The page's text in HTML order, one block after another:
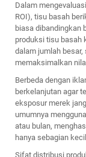
Dalam
ROI), tisu basah
biasa dibandingkan
produksi tisu basah
dalam jumlah besar,
memaksimalkan
Berbeda dengan
berkelanjutan agar
eksposur merek
umumnya
atau bulan,
hanya sebagian
Sifat distribusi